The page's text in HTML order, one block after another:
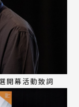
開幕活動致詞